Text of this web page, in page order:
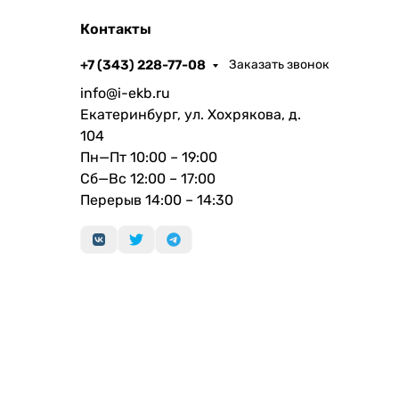
чип M3 Pro или M3 Max, и любая
полигонов в Cinema 4D, монтировать
ProRes 4×4, — и всё это на ноутбуке, а не в
С ними вы можете скомпилировать до
Classic, прежде чем аккумулятор
выключить его из розетки.
Контакты
+7 (343) 228-77-08 Заказать звонок
info@i-ekb.ru
Екатеринбург, ул. Хохрякова, д.
104
Пн—Пт 10:00 – 19:00
Сб—Вс 12:00 – 17:00
Перерыв 14:00 – 14:30